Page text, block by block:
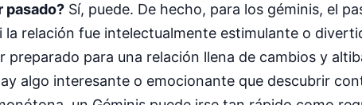
pasado? Sí, puede. De hecho, para los géminis, el
relación fue intelectualmente estimulante o
para una relación llena de cambios y
algo interesante o emocionante que descubrir